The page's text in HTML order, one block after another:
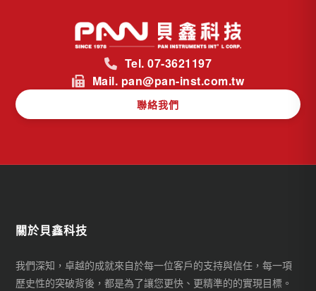
Tel. 07-3621197
Mail. pan@pan-inst.com.tw
聯絡我們
關於貝鑫科技
我們深知，卓越的成就來自於每一位客戶的支持與信任，每一項
歷史性的突破背後，都是為了讓您更快、更精準的的實現目標。